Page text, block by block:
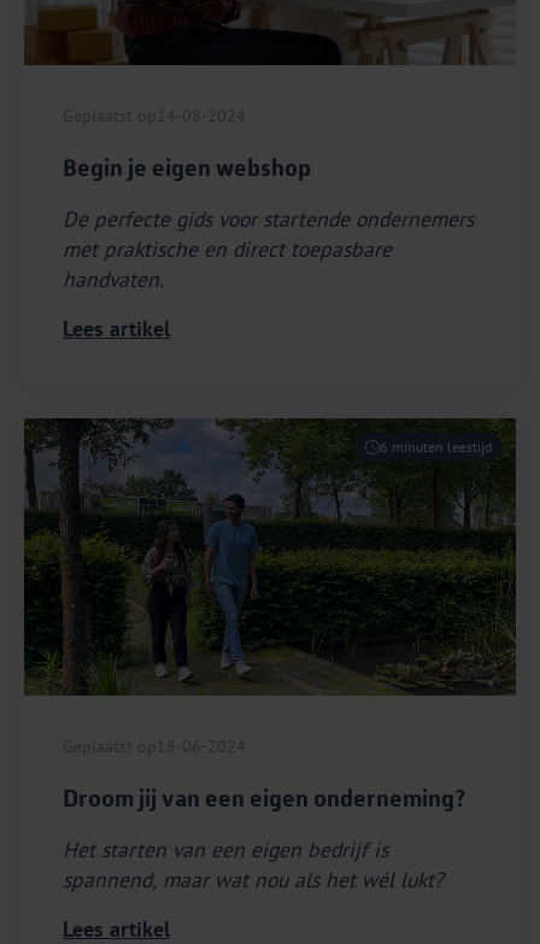
Geplaatst op 14-08-2024
Begin je eigen webshop
De perfecte gids voor startende ondernemers
met praktische en direct toepasbare
handvaten.
Lees artikel
6 minuten leestijd
Geplaatst op 18-06-2024
Droom jij van een eigen onderneming?
Het starten van een eigen bedrijf is
spannend, maar wat nou als het wél lukt?
Lees artikel